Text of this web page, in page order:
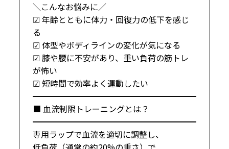
＼こんなお悩みに／
☑ 年齢とともに体力・回復力の低下を感じ
る
☑ 体型やボディラインの変化が気になる
☑ 膝や腰に不安があり、重い負荷の筋トレ
が怖い
☑ 短時間で効率よく運動したい
━━━━━━━━━━━━━━━━━━━━
■ 血流制限トレーニングとは？
━━━━━━━━━━━━━━━━━━━━
専用ラップで血流を適切に調整し、